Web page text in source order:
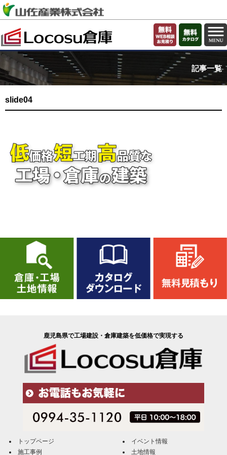
記事一覧
slide04
鹿児島県で工場建設・倉庫建築を低価格で実現する
トップページ
施工事例
イベント情報
土地情報